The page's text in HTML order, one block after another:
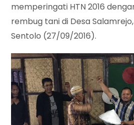
memperingati HTN 2016
rembug tani di Desa
Sentolo (27/09/2016).